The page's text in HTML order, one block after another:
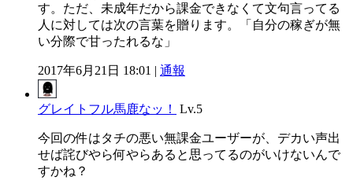
す。ただ、未成年だから課金できなくて文句言ってる
人に対しては次の言葉を贈ります。「自分の稼ぎが無
い分際で甘ったれるな」
2017年6月21日 18:01 | 通報
グレイトフル馬鹿なッ！ Lv.5
今回の件はタチの悪い無課金ユーザーが、デカい声出
せば詫びやら何やらあると思ってるのがいけないんで
すかね？